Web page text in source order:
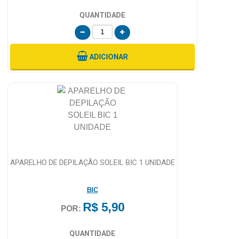
QUANTIDADE
ADICIONAR
APARELHO DE DEPILAÇÃO SOLEIL BIC 1 UNIDADE
BIC
POR: R$ 5,90
QUANTIDADE